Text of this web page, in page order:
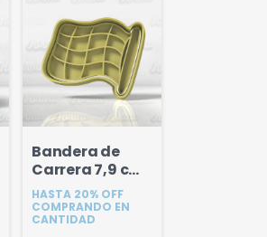
Bandera de
Carrera 7,9 cm
- Modelo 2
HASTA 20% OFF
COMPRANDO EN
CANTIDAD